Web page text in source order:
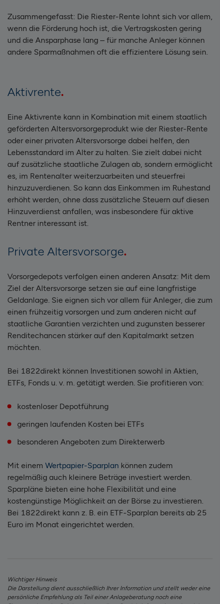
Zusammengefasst: Die Riester-Rente lohnt sich vor allem,
wenn die Förderung hoch ist, die Vertragskosten gering
und die Ansparphase lang – für manche Anleger können
andere Sparmaßnahmen oft die effizientere Lösung sein.
Aktivrente
Eine Aktivrente kann in Kombination mit einem staatlich
geförderten Altersvorsorgeprodukt wie der Riester-Rente
oder einer privaten Altersvorsorge dabei helfen, den
Lebensstandard im Alter zu halten. Sie zielt dabei nicht
auf zusätzliche staatliche Zulagen ab, sondern ermöglicht
es, im Rentenalter weiterzuarbeiten und steuerfrei
hinzuzuverdienen. So kann das Einkommen im Ruhestand
erhöht werden, ohne dass zusätzliche Steuern auf diesen
Hinzuverdienst anfallen, was insbesondere für aktive
Rentner interessant ist.
Private Altersvorsorge
Vorsorgedepots verfolgen einen anderen Ansatz: Mit dem
Ziel der Altersvorsorge setzen sie auf eine langfristige
Geldanlage. Sie eignen sich vor allem für Anleger, die zum
einen frühzeitig vorsorgen und zum anderen nicht auf
staatliche Garantien verzichten und zugunsten besserer
Renditechancen stärker auf den Kapitalmarkt setzen
möchten.
Bei 1822direkt können Investitionen sowohl in Aktien,
ETFs, Fonds u. v. m. getätigt werden. Sie profitieren von:
kostenloser Depotführung
geringen laufenden Kosten bei ETFs
besonderen Angeboten zum Direkterwerb
Mit einem Wertpapier-Sparplan können zudem
regelmäßig auch kleinere Beträge investiert werden.
Sparpläne bieten eine hohe Flexibilität und eine
kostengünstige Möglichkeit an der Börse zu investieren.
Bei 1822direkt kann z. B. ein ETF-Sparplan bereits ab 25
Euro im Monat eingerichtet werden.
Wichtiger Hinweis
Die Darstellung dient ausschließlich Ihrer Information und stellt weder eine
persönliche Empfehlung als Teil einer Anlageberatung noch eine